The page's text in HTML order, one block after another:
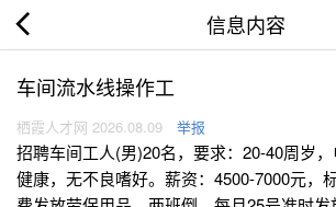
信息内容
车间流水线操作工
栖霞人才网 2026.08.09 举报
招聘车间工人(男)20名，要求：20-40周岁
健康，无不良嗜好。薪资：4500-7000元，